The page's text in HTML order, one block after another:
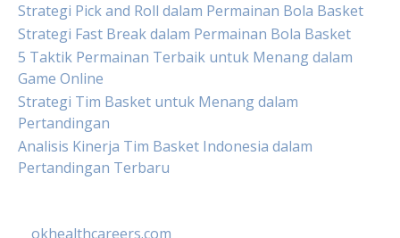
Strategi Pick and Roll dalam Permainan Bola Basket
Strategi Fast Break dalam Permainan Bola Basket
5 Taktik Permainan Terbaik untuk Menang dalam
Game Online
Strategi Tim Basket untuk Menang dalam
Pertandingan
Analisis Kinerja Tim Basket Indonesia dalam
Pertandingan Terbaru
okhealthcareers.com